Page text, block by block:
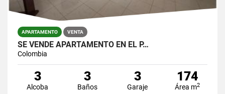
APARTAMENTO VENTA
SE VENDE APARTAMENTO EN EL P…
Colombia
3
Alcoba
3
Baños
3
Garaje
174
Área m2